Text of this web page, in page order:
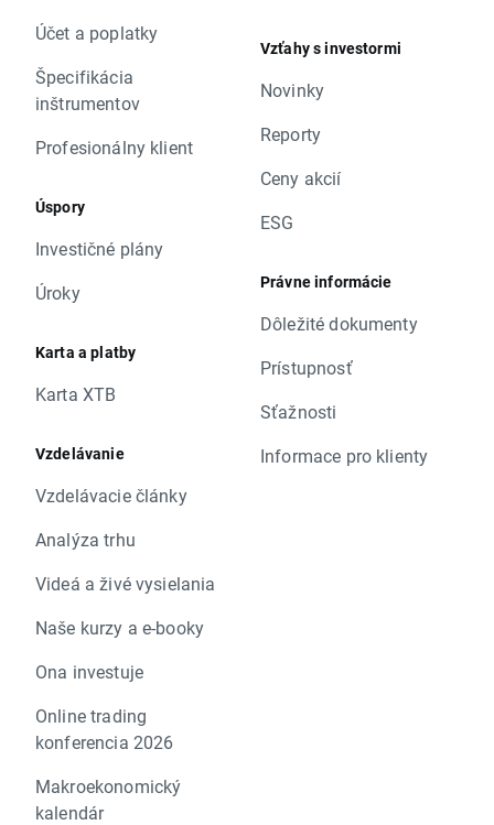
Účet a poplatky
Špecifikácia
inštrumentov
Profesionálny klient
Úspory
Investičné plány
Úroky
Karta a platby
Karta XTB
Vzdelávanie
Vzdelávacie články
Analýza trhu
Videá a živé vysielania
Naše kurzy a e-booky
Ona investuje
Online trading
konferencia 2026
Makroekonomický
kalendár
Vzťahy s investormi
Novinky
Reporty
Ceny akcií
ESG
Právne informácie
Dôležité dokumenty
Prístupnosť
Sťažnosti
Informace pro klienty